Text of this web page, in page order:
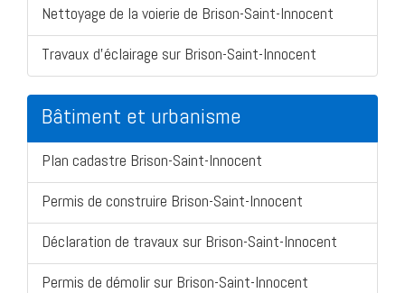
Nettoyage de la voierie de Brison-Saint-Innocent
Travaux d'éclairage sur Brison-Saint-Innocent
Bâtiment et urbanisme
Plan cadastre Brison-Saint-Innocent
Permis de construire Brison-Saint-Innocent
Déclaration de travaux sur Brison-Saint-Innocent
Permis de démolir sur Brison-Saint-Innocent